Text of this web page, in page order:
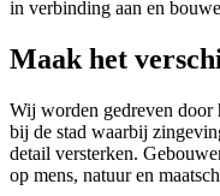
in verbinding aan en
Maak het
Wij worden gedreven door
bij de stad waarbij
detail versterken.
op mens, natuur en